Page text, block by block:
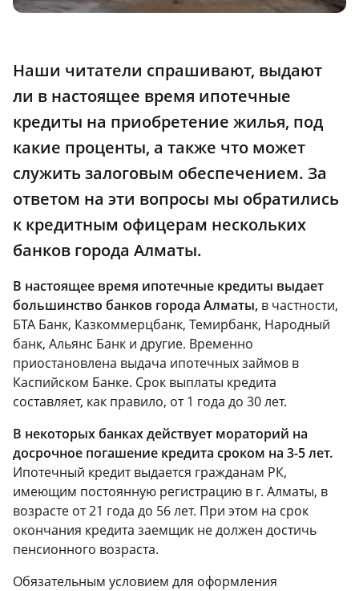
Наши читатели спрашивают, выдают
ли в настоящее время ипотечные
кредиты на приобретение жилья, под
какие проценты, а также что может
служить залоговым обеспечением. За
ответом на эти вопросы мы обратились
к кредитным офицерам нескольких
банков города Алматы.
В настоящее время ипотечные кредиты выдает
большинство банков города Алматы, в частности,
БТА Банк, Казкоммерцбанк, Темирбанк, Народный
банк, Альянс Банк и другие. Временно
приостановлена выдача ипотечных займов в
Каспийском Банке. Срок выплаты кредита
составляет, как правило, от 1 года до 30 лет.
В некоторых банках действует мораторий на
досрочное погашение кредита сроком на 3-5 лет.
Ипотечный кредит выдается гражданам РК,
имеющим постоянную регистрацию в г. Алматы, в
возрасте от 21 года до 56 лет. При этом на срок
окончания кредита заемщик не должен достичь
пенсионного возраста.
Обязательным условием для оформления